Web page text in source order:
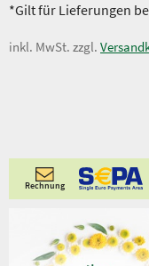
*Gilt für Lieferungen
inkl. MwSt. zzgl.
Rechnung